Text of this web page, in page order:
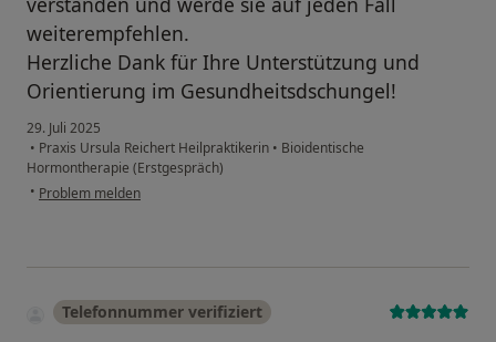
weiterempfehlen.
Herzliche Dank für Ihre Unterstützung und
Orientierung im Gesundheitsdschungel!
29. Juli 2025
• Praxis Ursula Reichert Heilpraktikerin • Bioidentische
Hormontherapie (Erstgespräch)
• Problem melden
Telefonnummer verifiziert